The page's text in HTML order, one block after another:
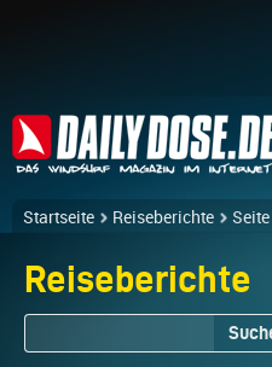
Startseite Reiseberichte Seite
Reiseberichte